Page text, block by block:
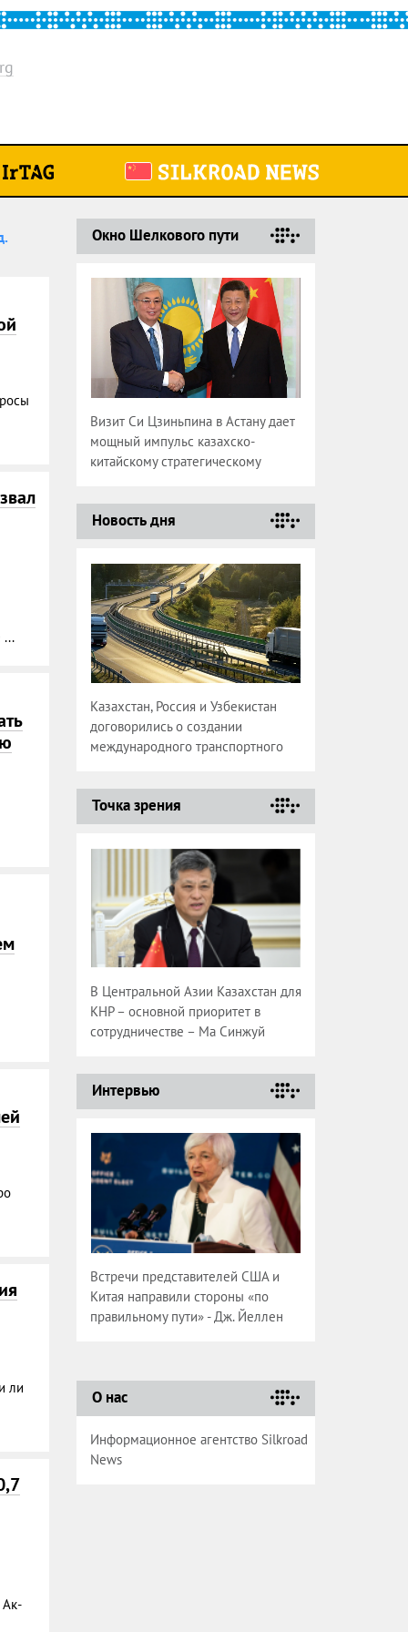
...
ли
Ак-
Окно Шелкового пути
Визит Си Цзиньпина в Астану дает
мощный импульс казахско-
китайскому стратегическому
Новость дня
Казахстан, Россия и Узбекистан
договорились о создании
международного транспортного
Точка зрения
В Центральной Азии Казахстан для
КНР – основной приоритет в
сотрудничестве – Ма Синжуй
Интервью
Встречи представителей США и
Китая направили стороны «по
правильному пути» - Дж. Йеллен
О нас
Информационное агентство Silkroad
News